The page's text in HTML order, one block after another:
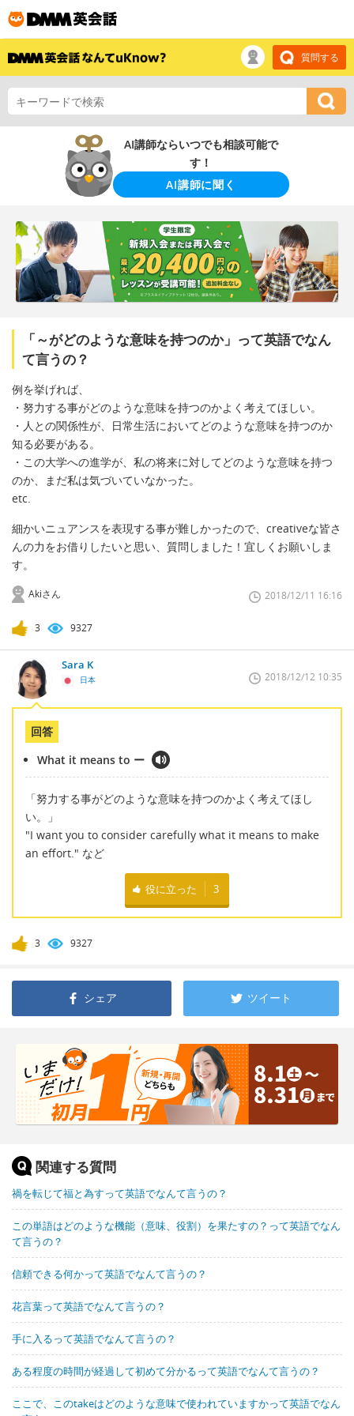
質問する
AI講師ならいつでも相談可能で
す！
AI講師に聞く
「～がどのような意味を持つのか」って英語でなん
て言うの？
例を挙げれば、
・努力する事がどのような意味を持つのかよく考えてほしい。
・人との関係性が、日常生活においてどのような意味を持つのか
知る必要がある。
・この大学への進学が、私の将来に対してどのような意味を持つ
のか、まだ私は気づいていなかった。
etc.
細かいニュアンスを表現する事が難しかったので、creativeな皆さ
んの力をお借りしたいと思い、質問しました！宜しくお願いしま
す。
Akiさん 2018/12/11 16:16
3 9327
Sara K
日本 2018/12/12 10:35
回答
What it means to ー
「努力する事がどのような意味を持つのかよく考えてほし
い。」
"I want you to consider carefully what it means to make
an effort." など
役に立った 3
3 9327
シェア ツイート
関連する質問
禍を転じて福と為すって英語でなんて言うの？
この単語はどのような機能（意味、役割）を果たすの？って英語でなん
て言うの？
信頼できる何かって英語でなんて言うの？
花言葉って英語でなんて言うの？
手に入るって英語でなんて言うの？
ある程度の時間が経過して初めて分かるって英語でなんて言うの？
ここで、このtakeはどのような意味で使われていますかって英語でなん